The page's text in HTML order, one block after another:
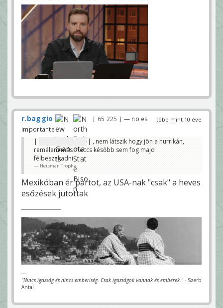
több mint 10 éve
r.baggio 65 225
— no es
importante
|
| , nem látszik hogy jön a hurrikán,
remélem más meccs később sem fog majd
félbeszakadni
Heisman Trophy
Mexikóban ér partot, az USA-nak "csak" a heves
esőzések jutottak
---
"Nincs igazság és nincs emberiség. Csak igazságok vannak és emberek." - Szerb
Antal